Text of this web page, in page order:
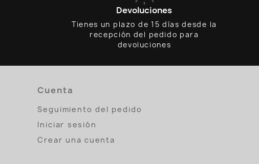
Devoluciones
Tienes un plazo de 15 días desde la
recepción del pedido para
devoluciones
Cuenta
Seguimiento del pedido
Iniciar sesión
Crear una cuenta